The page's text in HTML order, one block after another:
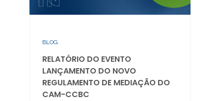
BLOG
RELATÓRIO DO EVENTO
LANÇAMENTO DO NOVO
REGULAMENTO DE MEDIAÇÃO DO
CAM-CCBC